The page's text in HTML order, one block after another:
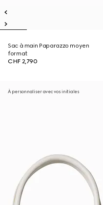
Sac à main Paparazzo moyen
format
CHF 2,790
À personnaliser avec vos initiales